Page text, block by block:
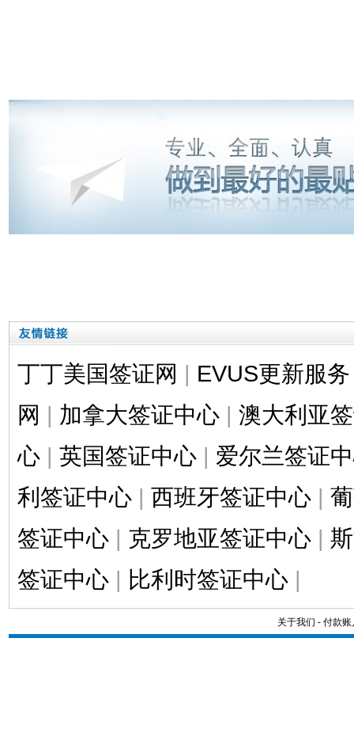
丁丁美国签证网 | EVUS更新服务
网 | 加拿大签证中心 | 澳大利亚
心 | 英国签证中心 | 爱尔兰签证
利签证中心 | 西班牙签证中心 |
签证中心 | 克罗地亚签证中心 |
签证中心 | 比利时签证中心 |
关于我们 - 付款账